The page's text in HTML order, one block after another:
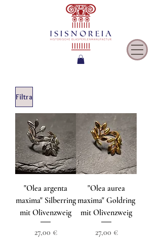
Filtra
"Olea argenta
maxima" Silberring
mit Olivenzweig
Prezzo
27,00 €
"Olea aurea
maxima" Goldring
mit Olivenzweig
Prezzo
27,00 €